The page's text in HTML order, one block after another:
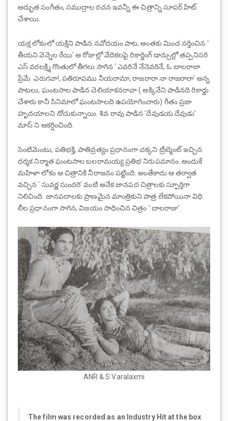
అద్భుత సంగీతం, సముద్రాల రచన ఇవన్నీ ఈ చిత్రాన్ని సూపర్ హిట్
చేశాయి.
యక్ష లోకంలో యక్షిని పాడిన నవోదయం పాట, అంతకు మించ నర్తించిన ‘
తీయని వెన్నెల రేయి’ ఆ రోజుల్లో వేదికలపై రికార్డింగ్ డాన్సుల్లో తప్పనిసరి
ఎస్ వరలక్ష్మి గొంతులో తీగలు సాగిన ‘ ఎవరినే నేనెవరినే, ఓ బాలరాజా
ప్రేమే ఎరుగవా!, పతిరూపము నీయరామా, రాజరారా నా రాజరారా’ అన్న
పాటలు, ఘంటసాల పాడిన చెలియాకనరావా ( అక్కినేని పాడినది రికార్డు
చేశారు కానీ సినిమాలో ఘంటసాలది ఉపయోగించారు) గీతం ప్రజా
హృదయాలని దోచుకున్నాయి. శివ రావు పాడిన ‘దేవుడయ దేవుడు’
మాస్ ని ఆకర్షించింది.
సెంటిమెంటు, పతిభక్తి, పాతివ్రత్యం ప్రధానంగా చక్కని ట్రీట్మెంట్ ఇచ్చిన
దర్శక నిర్మాత ఘంటసాల బలరామయ్య ప్రతిభ నిరుపమానం. అందుకే
మహిళా లోకం ఆ చిత్రానికి నీరాజనం పట్టింది. అంతేకాదు ఆ తర్వాత
వచ్చిన ‘ సువర్ణ సుందరి’ వంటి అనేక జానపద చిత్రాలకు స్ఫూర్తిగా
నిలిచింది. జానపదాలకు ప్రాణమైన మాంత్రికుని పాత్ర లేకపోయినా విధి
లీల ప్రధానంగా సాగిన, విజయం సాధించిన చిత్రం ‘ బాలరాజు’.
ANR & S Varalaxmi
The film was recorded as an Industry Hit at the box